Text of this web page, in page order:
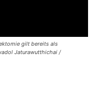
gilt bereits als
Jaturawutthichai /